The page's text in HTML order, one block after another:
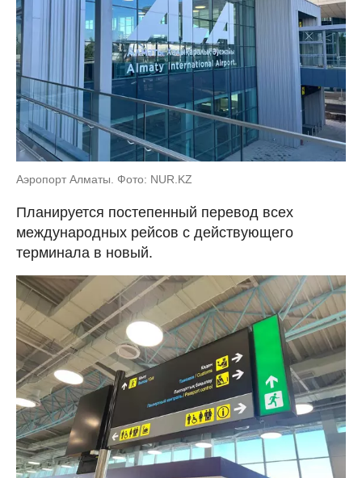
Аэропорт Алматы. Фото: NUR.KZ
Планируется постепенный перевод всех
международных рейсов с действующего
терминала в новый.